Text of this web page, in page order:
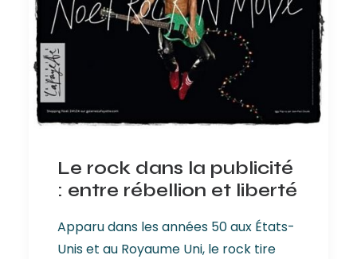
Le rock dans la publicité
: entre rébellion et liberté
Apparu dans les années 50 aux États-
Unis et au Royaume Uni, le rock tire